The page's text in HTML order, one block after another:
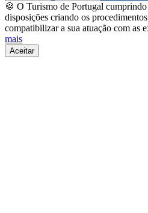
🍪 O Turismo de Portugal
disposições criando os
compatibilizar a sua atuação com as
mais
Aceitar